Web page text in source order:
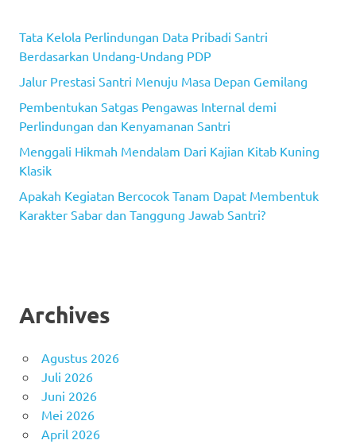
Tata Kelola Perlindungan Data Pribadi Santri
Berdasarkan Undang-Undang PDP
Jalur Prestasi Santri Menuju Masa Depan Gemilang
Pembentukan Satgas Pengawas Internal demi
Perlindungan dan Kenyamanan Santri
Menggali Hikmah Mendalam Dari Kajian Kitab Kuning
Klasik
Apakah Kegiatan Bercocok Tanam Dapat Membentuk
Karakter Sabar dan Tanggung Jawab Santri?
Archives
Agustus 2026
Juli 2026
Juni 2026
Mei 2026
April 2026